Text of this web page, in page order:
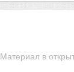
Материал в